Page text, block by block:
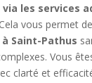
via les services
vous permet de
Saint-Pathus
Vous
clarté et